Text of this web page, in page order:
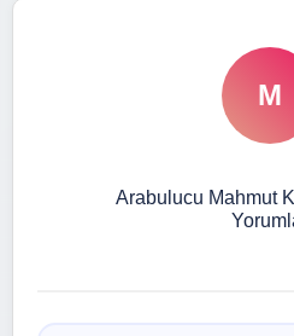
M
Arabulucu Mahmut